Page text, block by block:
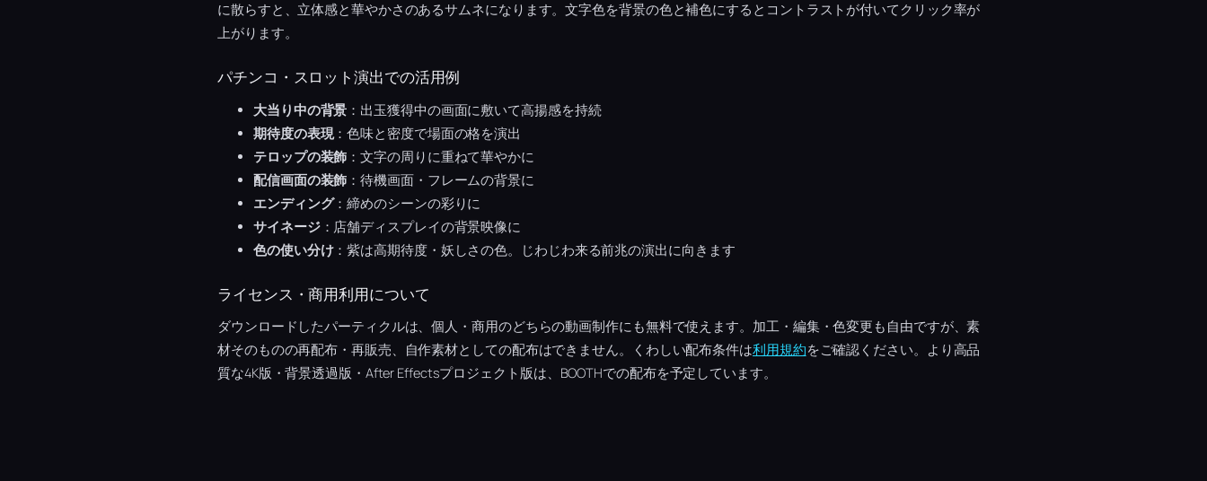
に散らすと、立体感と華やかさのあるサムネになります。文字色を背景の色と補色にするとコントラストが付いてクリック率が
上がります。
パチンコ・スロット演出での活用例
大当り中の背景 ：出玉獲得中の画面に敷いて高揚感を持続
期待度の表現：色味と密度で場面の格を演出
テロップの装飾 ：文字の周りに重ねて華やかに
配信画面の装飾 ：待機画面・フレームの背景に
エンディング：締めのシーンの彩りに
サイネージ：店舗ディスプレイの背景映像に
色の使い分け：紫は高期待度・妖しさの色。じわじわ来る前兆の演出に向きます
ライセンス・商用利用について
ダウンロードしたパーティクルは、個人・商用のどちらの動画制作にも無料で使えます。加工・編集・色変更も自由ですが、素
材そのものの再配布・再販売、自作素材としての配布はできません。くわしい配布条件は利用規約をご確認ください。より高品
質な4K版・背景透過版・After Effectsプロジェクト版は、BOOTHでの配布を予定しています。